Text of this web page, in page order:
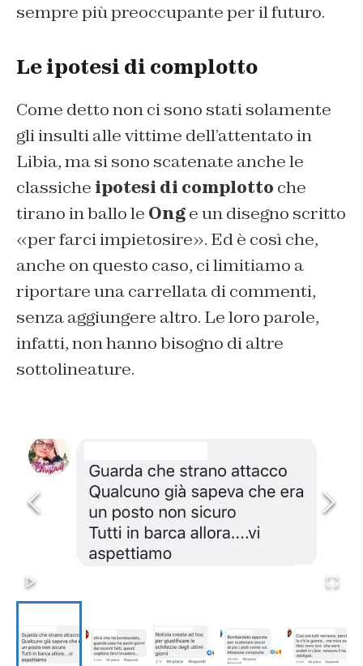
sempre più preoccupante per il futuro.
Le ipotesi di complotto
Come detto non ci sono stati solamente
gli insulti alle vittime dell’attentato in
Libia, ma si sono scatenate anche le
classiche ipotesi di complotto che
tirano in ballo le Onge un disegno scritto
«per farci impietosire». Ed è così che,
anche on questo caso, ci limitiamo a
riportare una carrellata di commenti,
senza aggiungere altro. Le loro parole,
infatti, non hanno bisogno di altre
sottolineature.